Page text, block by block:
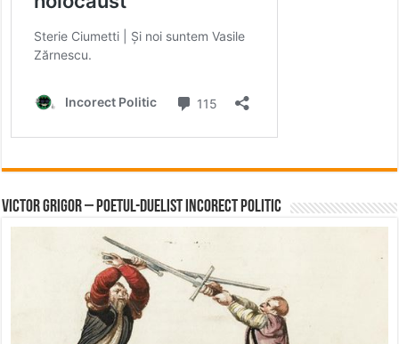
Victor Grigor – Poetul-Duelist Incorect Politic